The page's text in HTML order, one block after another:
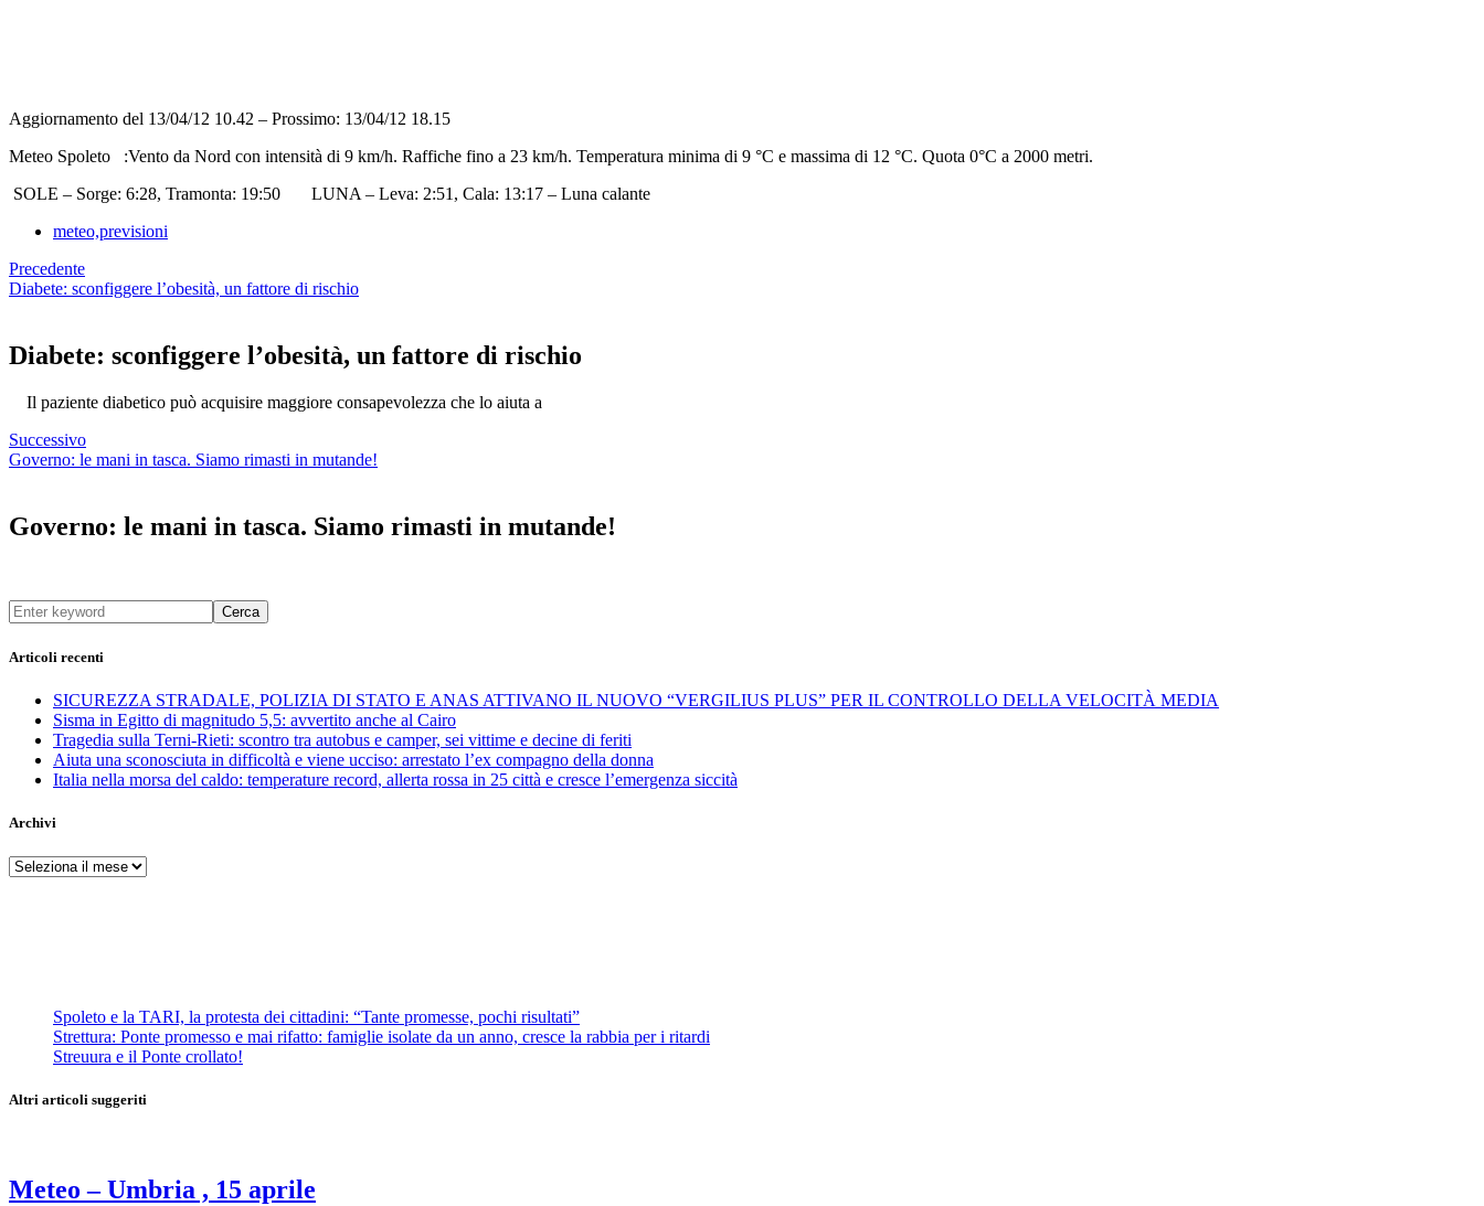
Aggiornamento del 13/04/12 10.42 – Prossimo: 13/04/12 18.15
Meteo Spoleto :Vento da Nord con intensità di 9 km/h. Raffiche fino a 23 km/h. Temperatura minima di 9 °C e massima di 12 °C. Quota 0°C a 2000 metri.
SOLE – Sorge: 6:28, Tramonta: 19:50 LUNA – Leva: 2:51, Cala: 13:17 – Luna calante
meteo,previsioni
Precedente
Diabete: sconfiggere l’obesità, un fattore di rischio
Diabete: sconfiggere l’obesità, un fattore di rischio
Il paziente diabetico può acquisire maggiore consapevolezza che lo aiuta a
Successivo
Governo: le mani in tasca. Siamo rimasti in mutande!
Governo: le mani in tasca. Siamo rimasti in mutande!
Cerca
Articoli recenti
SICUREZZA STRADALE, POLIZIA DI STATO E ANAS ATTIVANO IL NUOVO “VERGILIUS PLUS” PER IL CONTROLLO DELLA VELOCITÀ MEDIA
Sisma in Egitto di magnitudo 5,5: avvertito anche al Cairo
Tragedia sulla Terni-Rieti: scontro tra autobus e camper, sei vittime e decine di feriti
Aiuta una sconosciuta in difficoltà e viene ucciso: arrestato l’ex compagno della donna
Italia nella morsa del caldo: temperature record, allerta rossa in 25 città e cresce l’emergenza siccità
Archivi
Archivi
Spoleto e la TARI, la protesta dei cittadini: “Tante promesse, pochi risultati”
Strettura: Ponte promesso e mai rifatto: famiglie isolate da un anno, cresce la rabbia per i ritardi
Streuura e il Ponte crollato!
Altri articoli suggeriti
Meteo – Umbria , 15 aprile